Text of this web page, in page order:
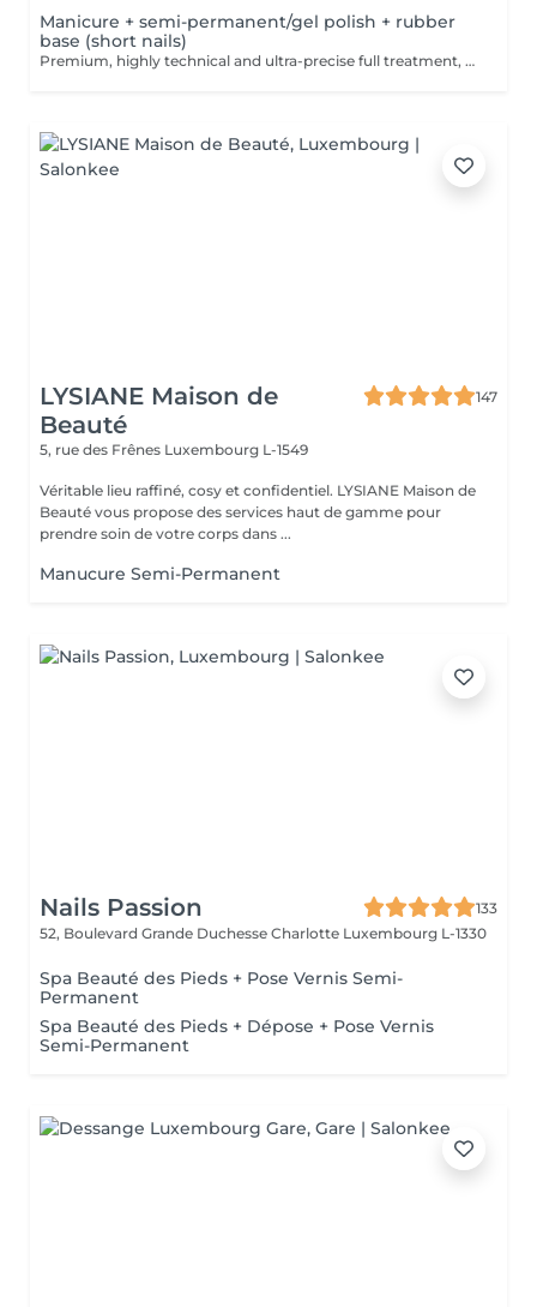
Manicure + semi-permanent/gel polish + rubber
base (short nails)
Premium, highly technical and ultra-precise full treatment, performed mainly with an e-file to achieve a perfectly clean nail contour and apply the polish as close as possible, even slightly under the cuticle. This technique helps visually delay the regrowth by around 10 days. Visual result: -Extremely well-groomed nails, clean contours, flawless shape -Instagram / photo studio effect: neat, precise, with no visible dry skin We also include a rubber base, recommended for short nails in good condition. A perfect solution for flawless and long-lasting nails: -The average durability is 4 weeks!! Service content -> 80€ : -Removal of old semi-permanent and/or gel (if needed, already include in this price/service) -Very meticulous preparation of the nail plate -Removal of dead skin -Shape and file nails -Gentle cuticle care -Rubber base -Application of semi-permanent nail polish -Application of cuticle oil and hand cream Optional : -Price per nail extension on up to 5 nails (if so please book "WITH simple design") +3€/nail -Price per nail for nail art on up to 5 nails (if so please book "WITH simple design") +3€/nail -Price for simple design (French, Chrome, Baby Boomer, Cat Eyes, Stickers, Foil) 6-10 nails -> +20€ -Price for complex design (3D, Hand drawings, Stamping, French with Chrome, Baby Boomer with Chrome, French with Cat Eyes) 6-10 nails -> +30€
LYSIANE Maison de
Beauté
147
5, rue des Frênes Luxembourg L-1549
Véritable lieu raffiné, cosy et confidentiel. LYSIANE Maison de
Beauté vous propose des services haut de gamme pour
prendre soin de votre corps dans ...
Manucure Semi-Permanent
Nails Passion
133
52, Boulevard Grande Duchesse Charlotte Luxembourg L-1330
Spa Beauté des Pieds + Pose Vernis Semi-
Permanent
Spa Beauté des Pieds + Dépose + Pose Vernis
Semi-Permanent